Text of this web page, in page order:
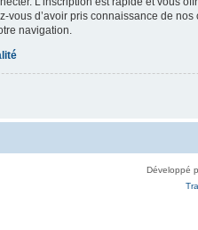
vous d’avoir pris connaissance de
navigation.
Développé